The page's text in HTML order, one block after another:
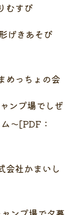
び
げきあそび
ょの会
ンプ場でしぜ
～[PDF：
まいし